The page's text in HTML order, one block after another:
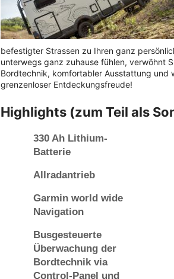
befestigter Strassen zu Ihren ganz
unterwegs ganz zuhause fühlen, verwöhnt
Bordtechnik, komfortabler Ausstattung und
grenzenloser Entdeckungsfreude!
Highlights (zum Teil als
330 Ah Lithium-
Batterie
Allradantrieb
Garmin world wide
Navigation
Busgesteuerte
Überwachung der
Bordtechnik via
Control-Panel und